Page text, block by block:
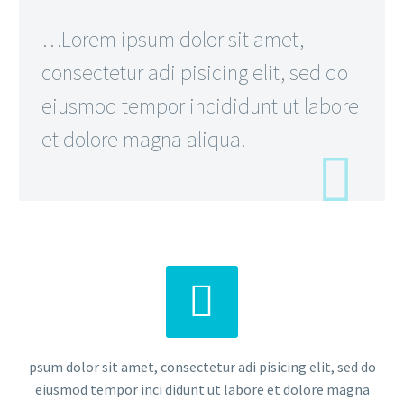
…Lorem ipsum dolor sit amet,
consectetur adi pisicing elit, sed do
eiusmod tempor incididunt ut labore
et dolore magna aliqua.


psum dolor sit amet, consectetur adi pisicing elit, sed do
eiusmod tempor inci didunt ut labore et dolore magna